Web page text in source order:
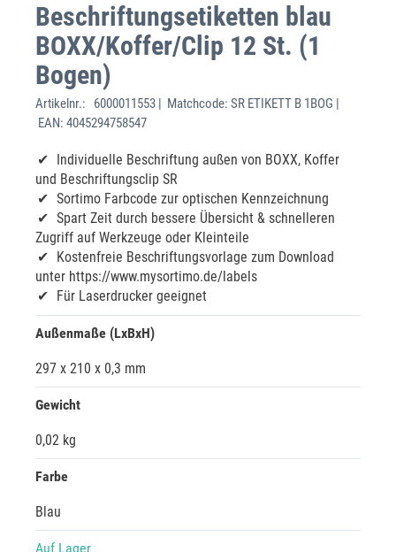
Beschriftungsetiketten blau
BOXX/Koffer/Clip 12 St. (1
Bogen)
Artikelnr.:
6000011553 | Matchcode: SR ETIKETT B 1BOG |
EAN: 4045294758547
Individuelle Beschriftung außen von BOXX, Koffer
und Beschriftungsclip SR
Sortimo Farbcode zur optischen Kennzeichnung
Spart Zeit durch bessere Übersicht & schnelleren
Zugriff auf Werkzeuge oder Kleinteile
Kostenfreie Beschriftungsvorlage zum Download
unter https://www.mysortimo.de/labels
Für Laserdrucker geeignet
Außenmaße (LxBxH)
297 x 210 x 0,3 mm
Gewicht
0,02 kg
Farbe
Blau
Auf Lager